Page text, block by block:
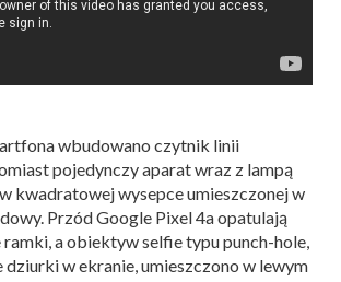
wbudowano czytnik linii
pojedynczy aparat wraz z lampą
kwadratowej wysepce umieszczonej w
Przód Google Pixel 4a opatulają
a obiektyw selfie typu punch-hole,
dziurki w ekranie, umieszczono w lewym